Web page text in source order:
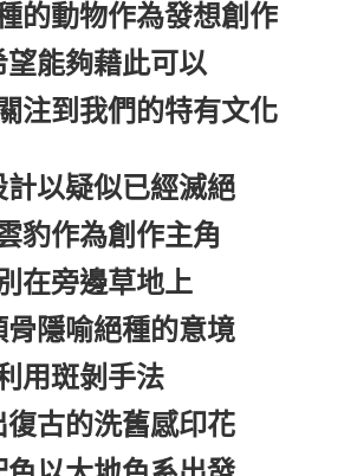
含以上)免運費
的動物作為發想創作
望能夠藉此可以
注到我們的特有文化
計以疑似已經滅絕
豹作為創作主角
在旁邊草地上
骨隱喻絕種的意境
用斑剝手法
復古的洗舊感印花